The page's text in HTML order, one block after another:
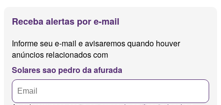
Receba alertas por e-mail
Informe seu e-mail e avisaremos quando houver
anúncios relacionados com
Solares sao pedro da afurada